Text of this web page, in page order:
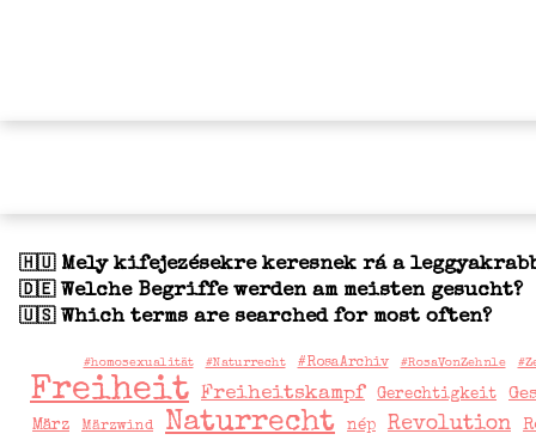
🇭🇺 Mely kifejezésekre keresnek rá a
🇩🇪 Welche Begriffe werden am meisten gesucht?
🇺🇸 Which terms are searched for most often?
#homosexualität #Naturrecht #RosaArchiv #RosaVonZehnle
Freiheit Freiheitskampf Gerechtigkeit
März Märzwind Naturrecht nép Revolution